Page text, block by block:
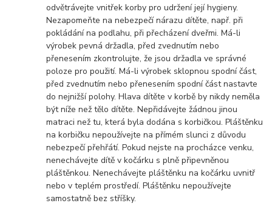
odvětrávejte vnitřek korby pro udržení její hygieny.
Nezapomeňte na nebezpečí nárazu dítěte, např. při
pokládání na podlahu, při přecházení dveřmi. Má-li
výrobek pevná držadla, před zvednutím nebo
přenesením zkontrolujte, že jsou držadla ve správné
poloze pro použití. Má-li výrobek sklopnou spodní část,
před zvednutím nebo přenesením spodní část nastavte
do nejnižší polohy. Hlava dítěte v korbě by nikdy neměla
být níže než tělo dítěte. Nepřidávejte žádnou jinou
matraci než tu, která byla dodána s korbičkou. Pláštěnku
na korbičku nepoužívejte na přímém slunci z důvodu
nebezpečí přehřátí. Pokud nejste na procházce venku,
nenechávejte dítě v kočárku s plně připevněnou
pláštěnkou. Nenechávejte pláštěnku na kočárku uvnitř
nebo v teplém prostředí. Pláštěnku nepoužívejte
samostatně bez stříšky.